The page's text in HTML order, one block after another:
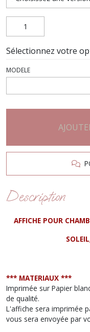
Sélectionnez votre
MODELE
Description
AFFICHE POUR
*** MATERIAUX ***
Imprimée sur Papier
de qualité.
L'affiche sera imprimée
vous sera envoyée par